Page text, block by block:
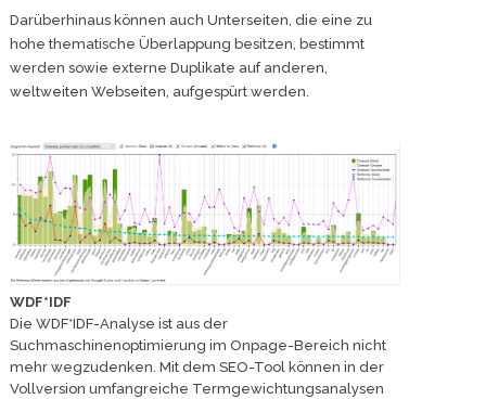
Darüberhinaus können auch Unterseiten, die eine zu
hohe thematische Überlappung besitzen, bestimmt
werden sowie externe Duplikate auf anderen,
weltweiten Webseiten, aufgespürt werden.
WDF*IDF
Die WDF*IDF-Analyse ist aus der
Suchmaschinenoptimierung im Onpage-Bereich nicht
mehr wegzudenken. Mit dem SEO-Tool können in der
Vollversion umfangreiche Termgewichtungsanalysen